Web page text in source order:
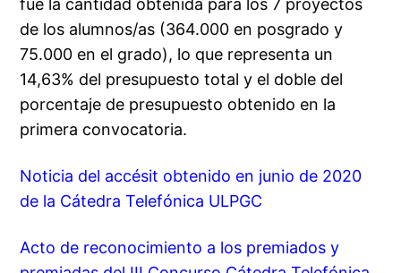
fue la cantidad obtenida para los 7 proyectos
de los alumnos/as (364.000 en posgrado y
75.000 en el grado), lo que representa un
14,63% del presupuesto total y el doble del
porcentaje de presupuesto obtenido en la
primera convocatoria.
Noticia del accésit obtenido en junio de 2020
de la Cátedra Telefónica ULPGC
Acto de reconocimiento a los premiados y